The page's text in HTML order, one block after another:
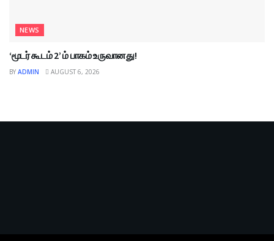
NEWS
‘மூடர் கூடம் 2’ ம் பாகம் உருவானது!
BY ADMIN AUGUST 6, 2026